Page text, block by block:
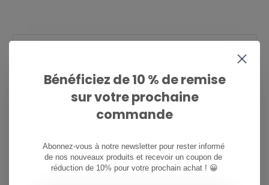
081/260.730
PARTAGER CE PRODUIT
Bénéficiez de 10 % de remise
sur votre prochaine
commande
Abonnez-vous à notre newsletter pour rester informé
de nos nouveaux produits et recevoir un coupon de
réduction de 10% pour votre prochain achat ! 😀